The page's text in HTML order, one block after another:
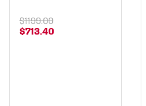
$713.40
$1199.00